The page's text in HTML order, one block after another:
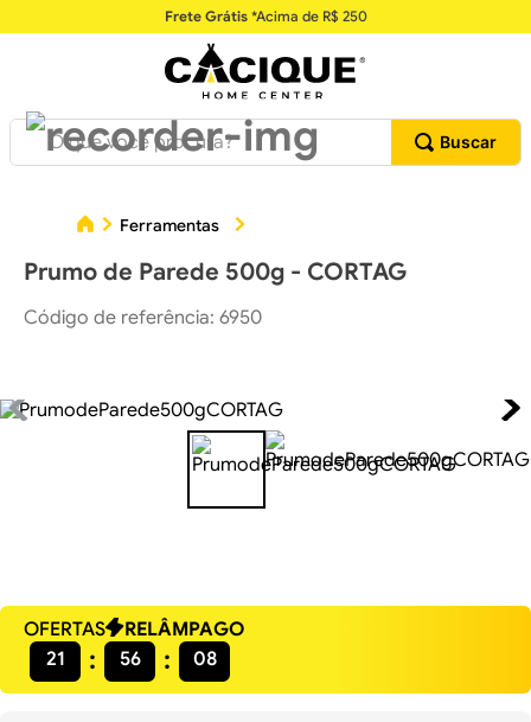
Frete Grátis*Acima de R$ 250
O que você procura?
Ferramentas
Prumo de Parede 500g - CORTAG
Código de referência: 6950
OFERTAS
RELÂMPAGO
21
56 08